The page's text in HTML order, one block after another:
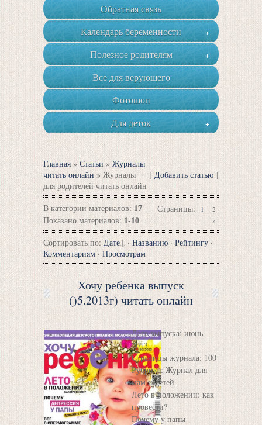
Обратная связь
Календарь беременности
+
Полезное родителям +
Все для верующего
Фотошоп
Для деток
+
Главная »Статьи» Журналы
читать онлайн » Журналы
для родителей читать онлайн
[ Добавить статью ]
В категории материалов: 17
Показано материалов: 1-10
Страницы: 1
2
»
Сортировать по:Дате · Названию· Рейтингу ·
Комментариям · Просмотрам
Хочу ребенка выпуск
()5.2013г) читать онлайн
Дата выпуска: июнь
2013
Страницы журнала: 100
Рубрика: Журнал для
мам и детей
Лето в положении: как
провести?
Почему у папы